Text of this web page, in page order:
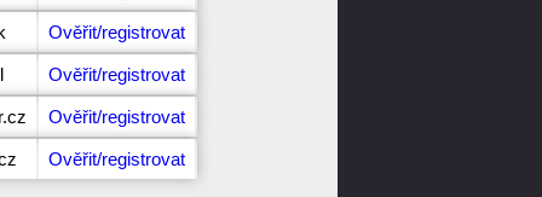
Ověřit/registrovat
Ověřit/registrovat
Ověřit/registrovat
Ověřit/registrovat